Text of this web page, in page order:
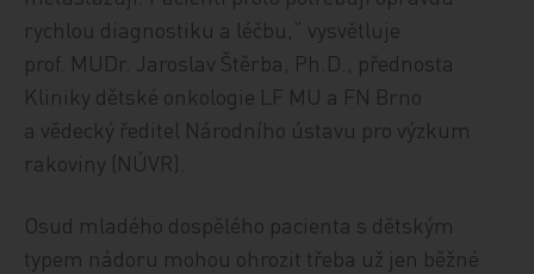
rychlou diagnostiku a léčbu,“ vysvětluje
prof. MUDr. Jaroslav Štěrba, Ph.D., přednosta
Kliniky dětské onkologie LF MU a FN Brno
a vědecký ředitel Národního ústavu pro výzkum
rakoviny (NÚVR).
Osud mladého dospělého pacienta s dětským
typem nádoru mohou ohrozit třeba už jen běžné